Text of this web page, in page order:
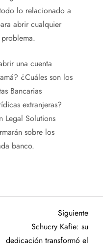
lo relacionado a
abrir cualquier
una cuenta
¿Cuáles son los
Bancarias
extranjeras?
Legal Solutions
sobre los
banco.
Siguiente
Schucry Kafie: su
dedicación transformó el